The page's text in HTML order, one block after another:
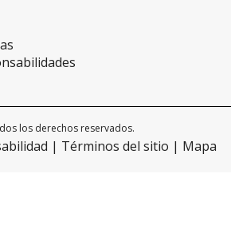
los derechos reservados.
Términos del sitio
Mapa